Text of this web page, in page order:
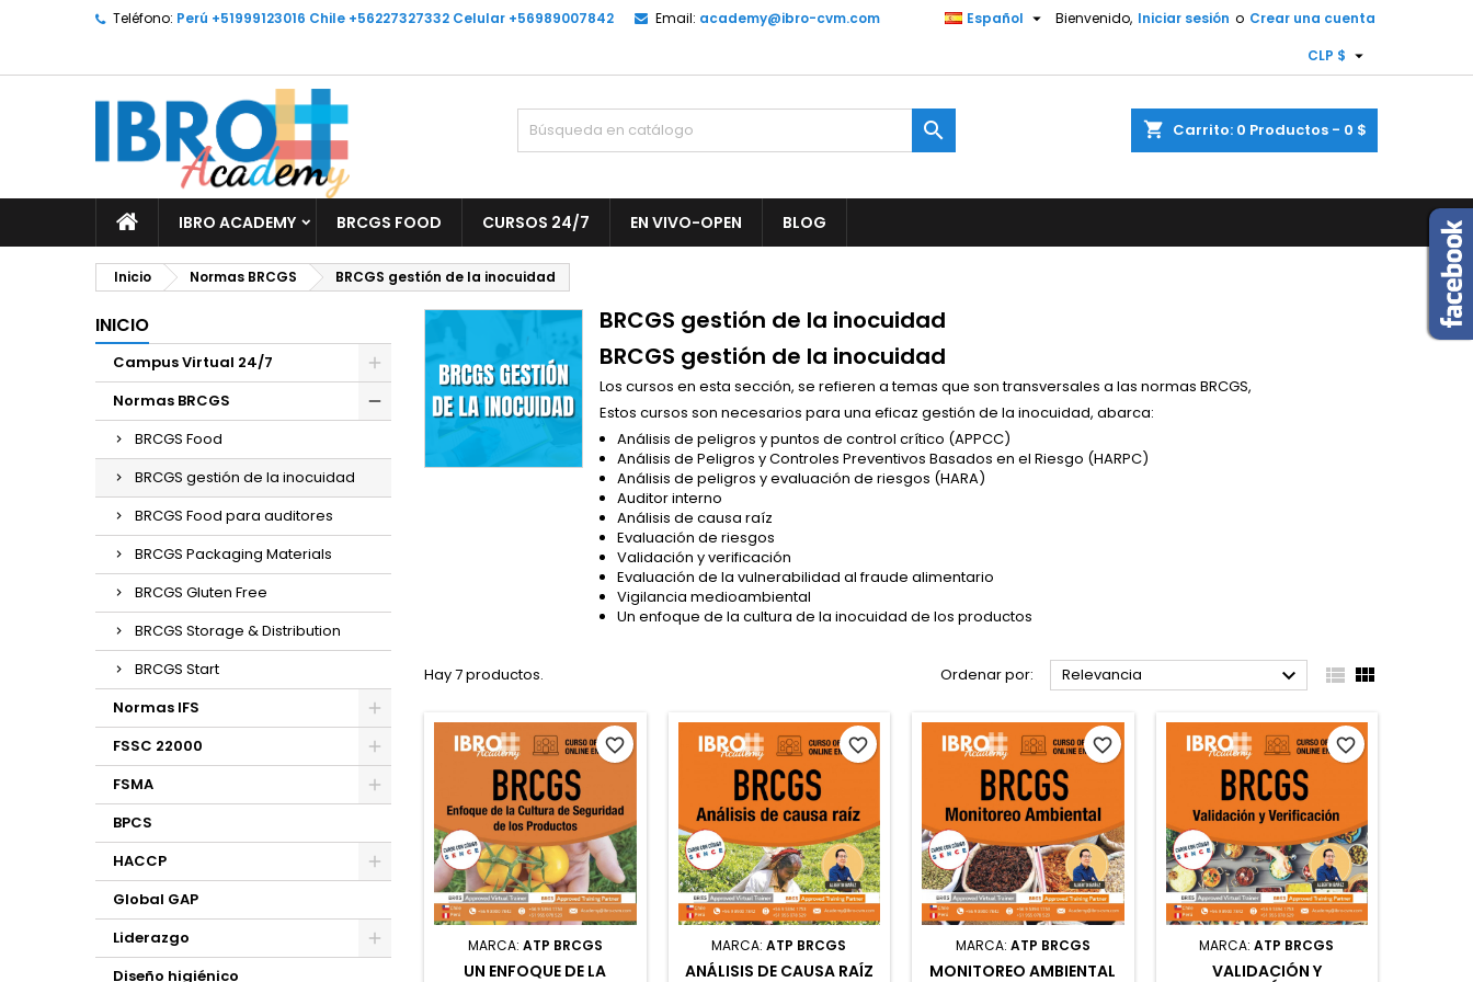
Teléfono: Perú +51999123016 Chile +56227327332 Celular +56989007842 Email: academy@ibro-cvm.com Bienvenido, Iniciar sesión o Crear una cuenta
Español 
CLP $ 
shopping_cart Carrito: 0 Productos - 0 $

IBRO ACADEMY BRCGS FOOD CURSOS 24/7 EN VIVO-OPEN BLOG
Inicio Normas BRCGS BRCGS gestión de la inocuidad
INICIO
Campus Virtual 24/7
Normas BRCGS
BRCGS Food
BRCGS gestión de la inocuidad
BRCGS Food para auditores
BRCGS Packaging Materials
BRCGS Gluten Free
BRCGS Storage & Distribution
BRCGS Start
Normas IFS
FSSC 22000
FSMA
BPCS
HACCP
Global GAP
Liderazgo
Diseño higiénico
BRCGS gestión de la inocuidad
BRCGS gestión de la inocuidad
Los cursos en esta sección, se refieren a temas que son transversales a las normas BRCGS,
Estos cursos son necesarios para una eficaz gestión de la inocuidad, abarca:
Análisis de peligros y puntos de control crítico (APPCC)
Análisis de Peligros y Controles Preventivos Basados en el Riesgo (HARPC)
Análisis de peligros y evaluación de riesgos (HARA)
Auditor interno
Análisis de causa raíz
Evaluación de riesgos
Validación y verificación
Evaluación de la vulnerabilidad al fraude alimentario
Vigilancia medioambiental
Un enfoque de la cultura de la inocuidad de los productos
Hay 7 productos. Ordenar por: Relevancia   
MARCA: ATP BRCGS
UN ENFOQUE DE LA
favorite_border
MARCA:ATP BRCGS
ANÁLISIS DE CAUSA RAÍZ
favorite_border
MARCA: ATP BRCGS
MONITOREO AMBIENTAL
favorite_border
MARCA:ATP BRCGS
VALIDACIÓN Y
favorite_border
×
×
((confirmMessage))
×
Nombre de la lista de deseos
×
Debe iniciar sesión para guardar productos en su lista de deseos.